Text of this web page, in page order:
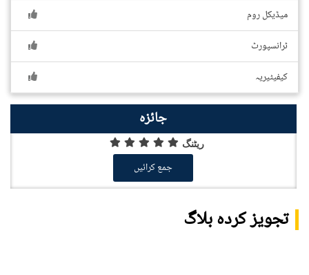
میڈیکل روم
ٹرانسپورٹ
کیفیٹیریہ
جائزہ
ریٹنگ
جمع کرائیں
تجویز کردہ بلاگ